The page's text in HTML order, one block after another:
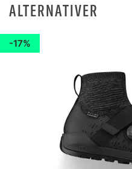
ALTERNATIVER
17%